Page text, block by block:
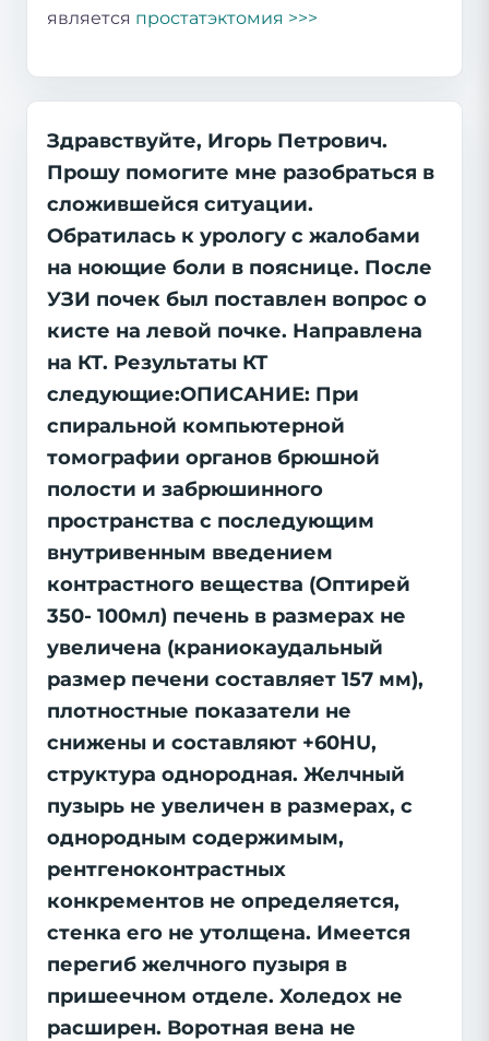
является простатэктомия >>>
Здравствуйте, Игорь Петрович.
Прошу помогите мне разобраться в
сложившейся ситуации.
Обратилась к урологу с жалобами
на ноющие боли в пояснице. После
УЗИ почек был поставлен вопрос о
кисте на левой почке. Направлена
на КТ. Результаты КТ
следующие:ОПИСАНИЕ: При
спиральной компьютерной
томографии органов брюшной
полости и забрюшинного
пространства с последующим
внутривенным введением
контрастного вещества (Оптирей
350- 100мл) печень в размерах не
увеличена (краниокаудальный
размер печени составляет 157 мм),
плотностные показатели не
снижены и составляют +60HU,
структура однородная. Желчный
пузырь не увеличен в размерах, с
однородным содержимым,
рентгеноконтрастных
конкрементов не определяется,
стенка его не утолщена. Имеется
перегиб желчного пузыря в
пришеечном отделе. Холедох не
расширен. Воротная вена не